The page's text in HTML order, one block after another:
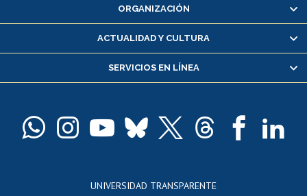
Consulta y certificado de notas
Servicio médico y dental
Pago de arancel y crédito alumnos
Docentes
ORGANIZACIÓN
ACTUALIDAD Y CULTURA
SERVICIOS EN LÍNEA
UNIVERSIDAD TRANSPARENTE